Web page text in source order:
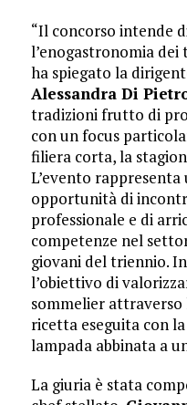
“Il concorso intende
l’enogastronomia
ha spiegato la
Alessandra Di
tradizioni frutto di
con un focus
filiera corta, la
L’evento
opportunità di
professionale e di
competenze nel
giovani del triennio.
l’obiettivo di
sommelier
ricetta eseguita con
lampada abbinata a
La giuria è stata